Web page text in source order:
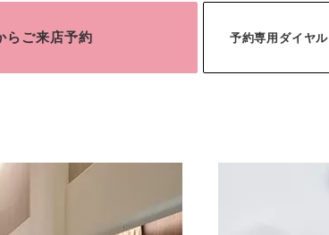
らご来店予約 予約専用ダイヤル